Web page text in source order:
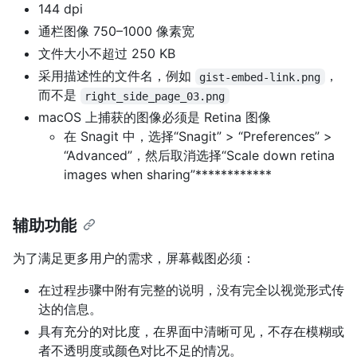
144 dpi
通栏图像 750–1000 像素宽
文件大小不超过 250 KB
采用描述性的文件名，例如
gist-embed-link.png
，
而不是
right_side_page_03.png
macOS 上捕获的图像必须是 Retina 图像
在 Snagit 中，选择“Snagit” > “Preferences” >
“Advanced”，然后取消选择“Scale down retina
images when sharing”************
辅助功能
为了满足更多用户的需求，屏幕截图必须：
在过程步骤中附有完整的说明，没有完全以视觉形式传
达的信息。
具有充分的对比度，在界面中清晰可见，不存在模糊或
者不透明度或颜色对比不足的情况。